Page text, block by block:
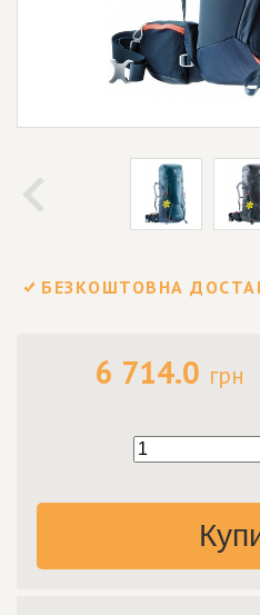
БЕЗКОШТОВНА
6 714.0 грн